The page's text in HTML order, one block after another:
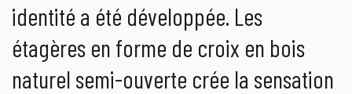
identité a été développée. Les
étagères en forme de croix en bois
naturel semi-ouverte crée la sensation